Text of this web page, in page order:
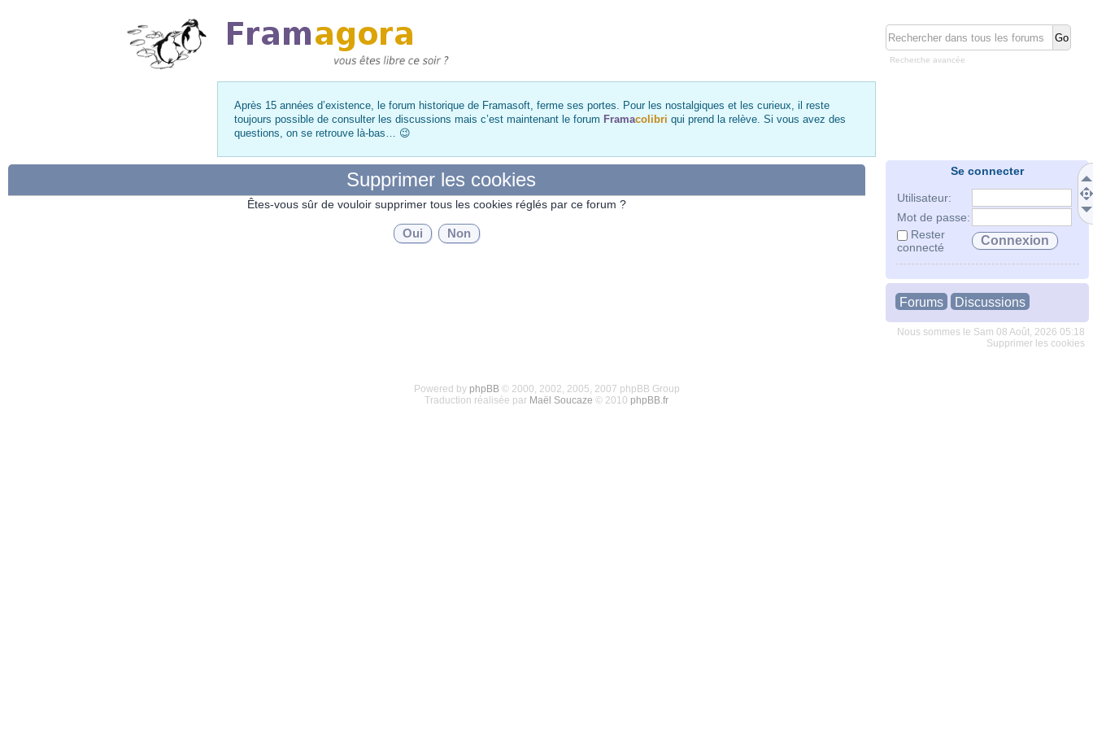
Recherche avancée
Après 15 années d’existence, le forum historique de Framasoft, ferme ses portes. Pour les nostalgiques et les curieux, il reste
toujours possible de consulter les discussions mais c’est maintenant le forum Framacolibri qui prend la relève. Si vous avez des
questions, on se retrouve là-bas… 😉
Se connecter
Utilisateur:
Mot de passe:
Rester
connecté
Forums Discussions
Nous sommes le Sam 08 Août, 2026 05:18
Supprimer les cookies
Supprimer les cookies
Êtes-vous sûr de vouloir supprimer tous les cookies réglés par ce forum ?
Powered by phpBB© 2000, 2002, 2005, 2007 phpBB Group
Traduction réalisée par Maël Soucaze © 2010 phpBB.fr